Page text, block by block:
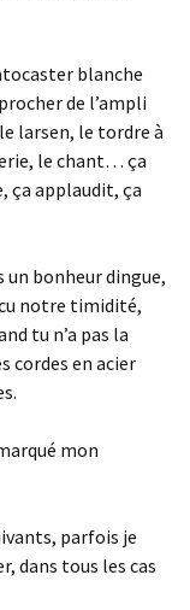
blanche
de l’ampli
larsen, le tordre à
le chant… ça
ça applaudit, ça
un bonheur dingue,
notre timidité,
tu n’a pas la
cordes en acier
mon
parfois je
dans tous les cas